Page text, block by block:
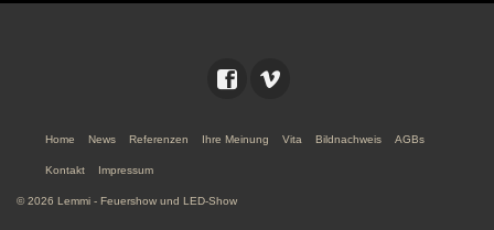
Home News Referenzen Ihre Meinung Vita Bildnachweis AGBs
Kontakt Impressum
© 2026 Lemmi - Feuershow und LED-Show